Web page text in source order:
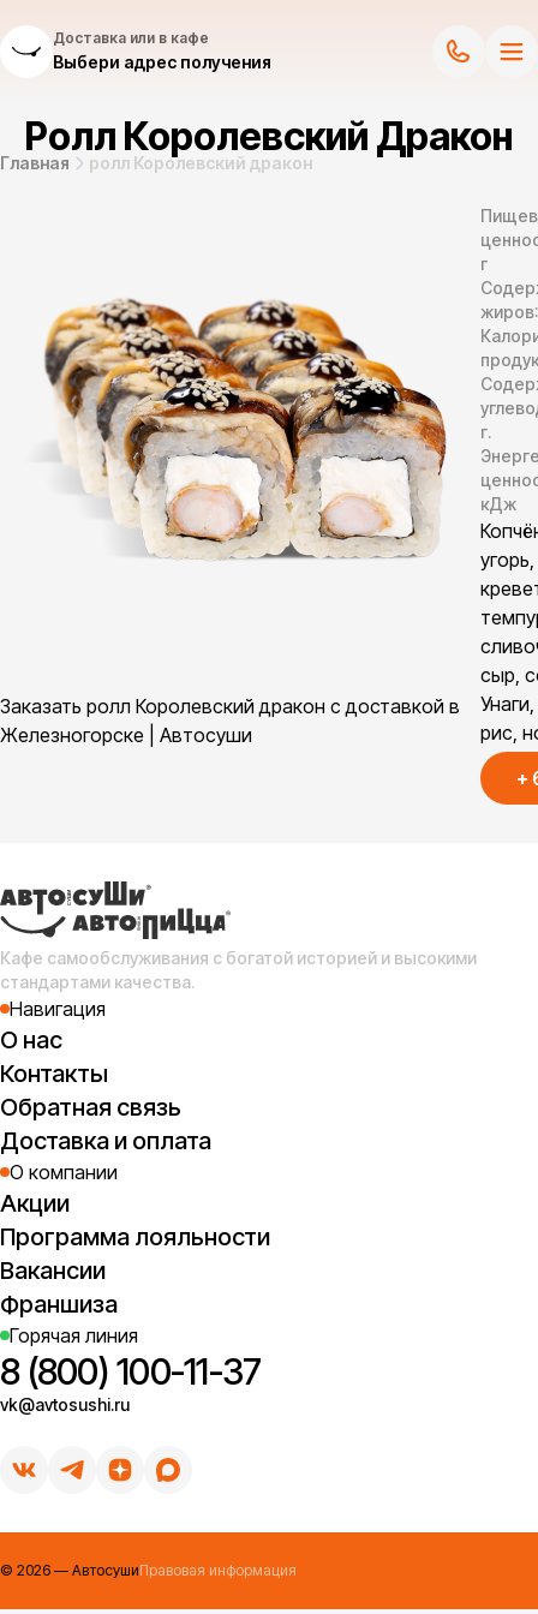
Доставка или в кафе
Выбери адрес получения
Ролл Королевский Дракон
Главная ролл Королевский дракон
Заказать ролл Королевский дракон с доставкой в
Железногорске | Автосуши
г
г.
кДж
угорь,
сыр,
рис,
+
Кафе самообслуживания с богатой историей и высокими
стандартами качества.
Навигация
О нас
Контакты
Обратная связь
Доставка и оплата
О компании
Акции
Программа лояльности
Вакансии
Франшиза
Горячая линия
8 (800) 100-11-37
vk@avtosushi.ru
© 2026 — АвтосушиПравовая информация